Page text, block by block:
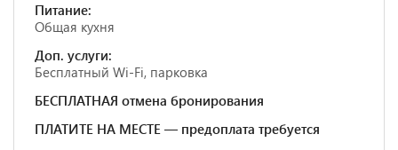
Питание:
Общая кухня
Доп. услуги:
Бесплатный Wi-Fi, парковка
БЕСПЛАТНАЯ отмена бронирования
ПЛАТИТЕ НА МЕСТЕ — предоплата требуется